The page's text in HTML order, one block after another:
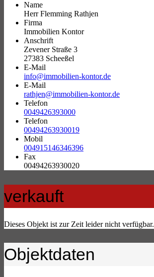
Name
Herr Flemming Rathjen
Firma
Immobilien Kontor
Anschrift
Zevener Straße 3
27383 Scheeßel
E-Mail
info@immobilien-kontor.de
E-Mail
rathjen@immobilien-kontor.de
Telefon
0049426393000
Telefon
00494263930019
Mobil
004915146346396
Fax
00494263930020
verkauft
Dieses Objekt ist zur Zeit leider nicht verfügbar.
Objektdaten